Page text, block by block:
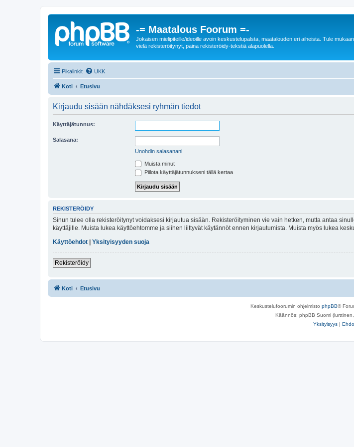
-= Maatalous Foorum =-
Jokaisen mielipiteille/ideoille avoin keskustelupalsta, maatalouden eri aiheista. Tule
vielä rekisteröitynyt, paina rekisteröidy-tekstiä alapuolella.
Pikalinkit UKK
Koti Etusivu
Kirjaudu sisään nähdäksesi ryhmän tiedot
Käyttäjätunnus:
Salasana:
Unohdin salasanani
Muista minut
Piilota käyttäjätunnukseni tällä kertaa
REKISTERÖIDY
Sinun tulee olla rekisteröitynyt voidaksesi kirjautua sisään. Rekisteröityminen vie vain hetken, mutta antaa
käyttäjille. Muista lukea käyttöehtomme ja siihen liittyvät käytännöt ennen kirjautumista. Muista myös lukea
Käyttöehdot
Yksityisyyden suoja
Rekisteröidy
Koti Etusivu
Keskustelufoorumin ohjelmisto phpBB®
Käännös: phpBB Suomi
Yksityisyys |